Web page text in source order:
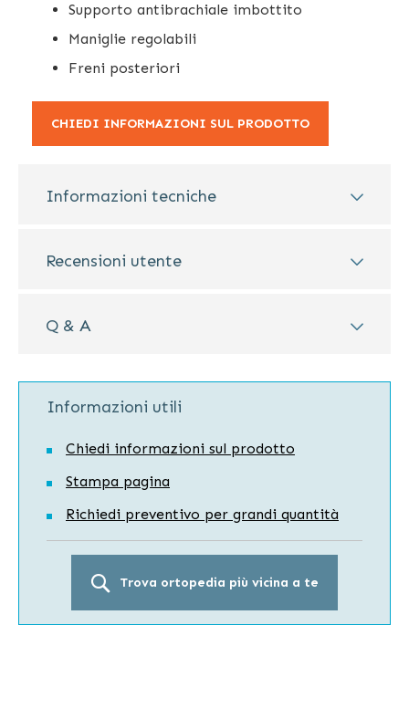
Supporto antibrachiale imbottito
Maniglie regolabili
Freni posteriori
CHIEDI INFORMAZIONI SUL PRODOTTO
Informazioni tecniche
Recensioni utente
Q & A
Informazioni utili
Chiedi informazioni sul prodotto
Stampa pagina
Richiedi preventivo per grandi quantità
Trova ortopedia più vicina a te